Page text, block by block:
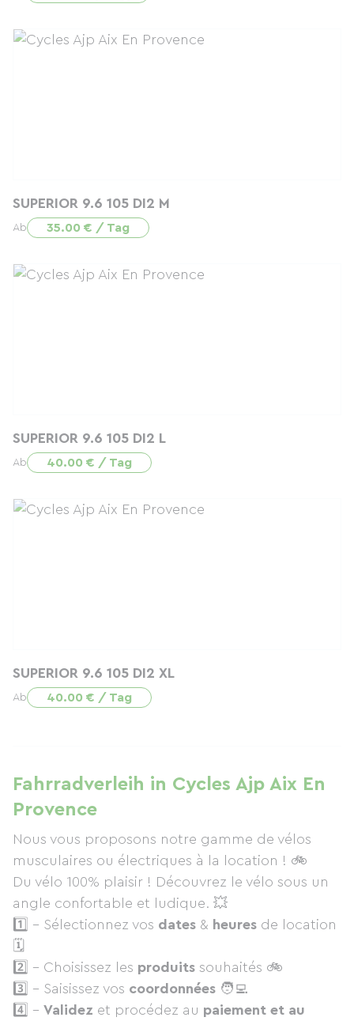
SUPERIOR 9.6 105 DI2 M
Ab 35.00 € / Tag
SUPERIOR 9.6 105 DI2 L
Ab 40.00 € / Tag
SUPERIOR 9.6 105 DI2 XL
Ab 40.00 € / Tag
Fahrradverleih in Cycles Ajp Aix En
Provence
Nous vous proposons notre gamme de vélos
musculaires ou électriques à la location ! 🚲
Du vélo 100% plaisir ! Découvrez le vélo sous un
angle confortable et ludique. 💥
1️⃣ - Sélectionnez vos dates & heures de location
🗓
2️⃣ - Choisissez les produits souhaités 🚲
3️⃣ - Saisissez vos coordonnées 🧑‍💻
4️⃣ - Validez et procédez au paiement et au